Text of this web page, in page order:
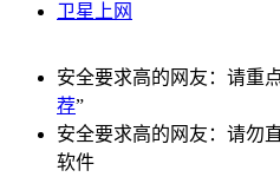
卫星上网
安全要求高的网友：请重
荐”
安全要求高的网友：请勿
软件